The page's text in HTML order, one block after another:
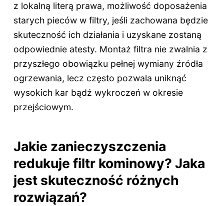
z lokalną literą prawa, możliwość doposażenia
starych pieców w filtry, jeśli zachowana będzie
skuteczność ich działania i uzyskane zostaną
odpowiednie atesty. Montaż filtra nie zwalnia z
przyszłego obowiązku pełnej wymiany źródła
ogrzewania, lecz często pozwala uniknąć
wysokich kar bądź wykroczeń w okresie
przejściowym.
Jakie zanieczyszczenia
redukuje filtr kominowy? Jaka
jest skuteczność różnych
rozwiązań?